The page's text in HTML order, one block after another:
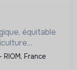
équitable
en agissant
RIOM, France